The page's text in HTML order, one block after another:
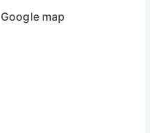
Google map